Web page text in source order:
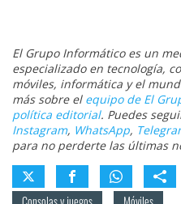
El Grupo Informático es un
especializado en tecnología,
móviles, informática y el
más sobre el equipo de El
política editorial. Puedes
Instagram, WhatsApp,
para no perderte las últimas